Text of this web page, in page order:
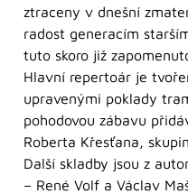
ztraceny v dnešní
radost generacím
tuto skoro již
Hlavní repertoár je
upravenými poklady
pohodovou zábavu
Roberta Křesťana,
Další skladby jsou z
– René Volf a Václav